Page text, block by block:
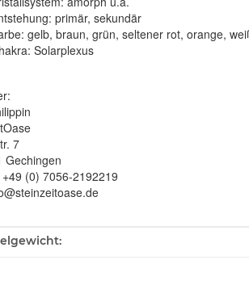
primär, sekundär
gelb, braun, grün, seltener rot, orange,
Solarplexus
7
Gechingen
(0) 7056-2192219